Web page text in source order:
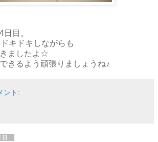
目。
キドキしながらも
ましたよ☆
きるよう頑張りましょうね♪
ント: